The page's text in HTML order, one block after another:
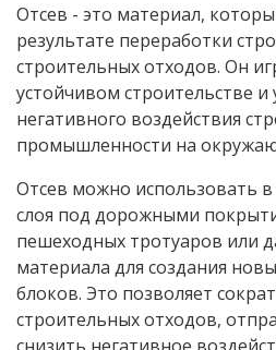
Отсев - это материал,
результате переработки
строительных отходов. Он
устойчивом строительстве
негативного воздействия
промышленности на
Отсев можно использовать в
слоя под дорожными
пешеходных тротуаров или
материала для создания
блоков. Это позволяет
строительных отходов,